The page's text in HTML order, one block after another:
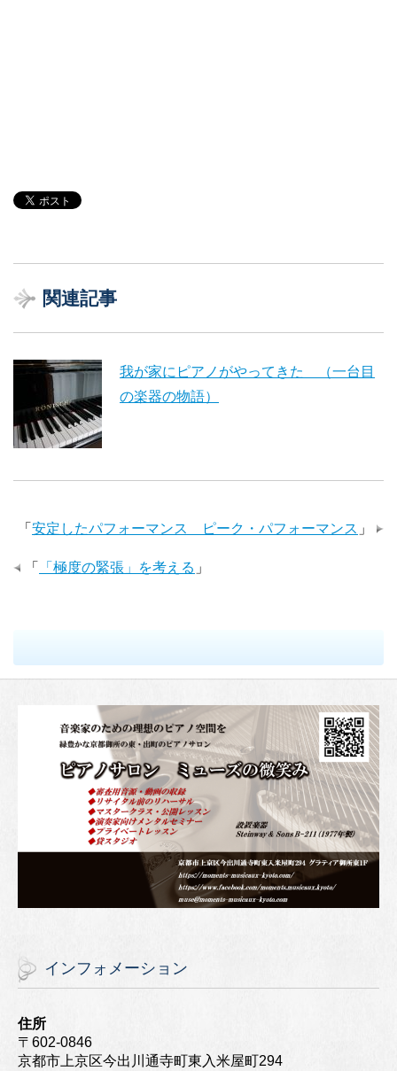
関連記事
我が家にピアノがやってきた （一台目
の楽器の物語）
「 安定したパフォーマンス ピーク・パフォーマンス 」
「 「極度の緊張」を考える 」
インフォメーション
住所
〒602-0846
京都市上京区今出川通寺町東入米屋町294